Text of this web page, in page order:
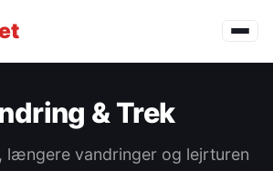
& Trek
længere vandringer og lejrturen